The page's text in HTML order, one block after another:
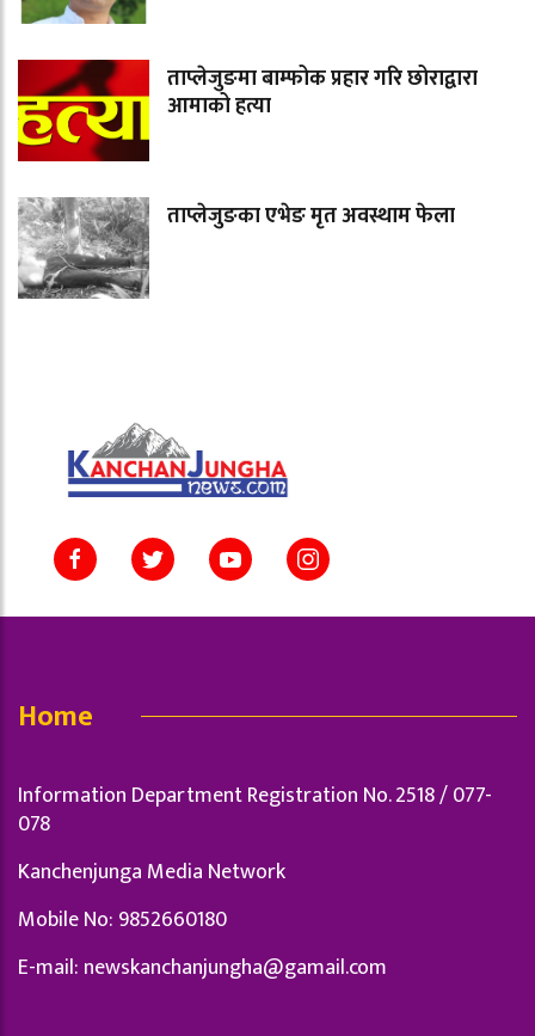
ताप्लेजुङमा बाम्फोक प्रहार गरि छोराद्वारा
आमाको हत्या
ताप्लेजुङका एभेङ मृत अवस्थाम फेला
Home
Information Department Registration No. 2518 / 077-
078
Kanchenjunga Media Network
Mobile No: 9852660180
E-mail: newskanchanjungha@gamail.com